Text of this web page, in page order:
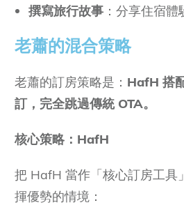
撰寫旅行故事 ：分享住宿
老蕭的混合策略
老蕭的訂房策略是： HafH 搭
訂，完全跳過傳統OTA。
核心策略： HafH
把 HafH 當作「核心訂房工具
揮優勢的情境：